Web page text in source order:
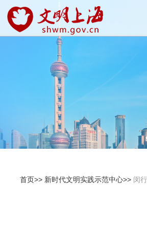
首页>> 新时代文明实践示范中心>> 闵